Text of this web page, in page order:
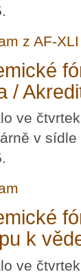
z AF-XLI
/
ve
v
k
ve